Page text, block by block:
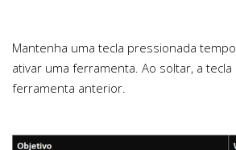
Mantenha uma tecla pressionada
ativar uma ferramenta. Ao soltar, a
ferramenta anterior.